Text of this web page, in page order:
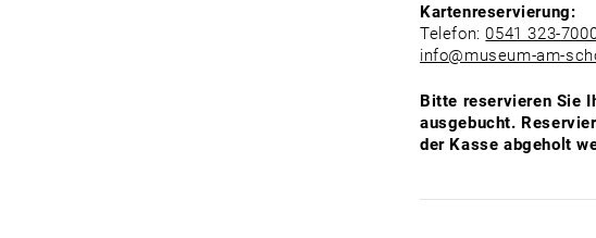
Kartenreservierung:
Telefon:0541 323-
info@museum-am-
Bitte reservieren Sie
ausgebucht.
der Kasse abgeholt